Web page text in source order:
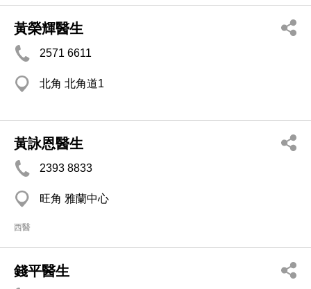
黃榮輝醫生
2571 6611
北角 北角道1
黃詠恩醫生
2393 8833
旺角 雅蘭中心
西醫
錢平醫生